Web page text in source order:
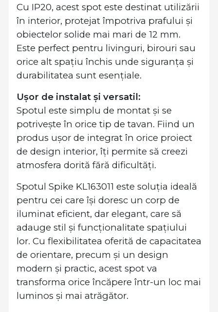
Cu IP20, acest spot este destinat utilizării
în interior, protejat împotriva prafului și
obiectelor solide mai mari de 12 mm.
Este perfect pentru livinguri, birouri sau
orice alt spațiu închis unde siguranța și
durabilitatea sunt esențiale.
Ușor de instalat și versatil:
Spotul este simplu de montat și se
potrivește în orice tip de tavan. Fiind un
produs ușor de integrat în orice proiect
de design interior, îți permite să creezi
atmosfera dorită fără dificultăți.
Spotul Spike KL163011 este soluția ideală
pentru cei care își doresc un corp de
iluminat eficient, dar elegant, care să
adauge stil și funcționalitate spațiului
lor. Cu flexibilitatea oferită de capacitatea
de orientare, precum și un design
modern și practic, acest spot va
transforma orice încăpere într-un loc mai
luminos și mai atrăgător.